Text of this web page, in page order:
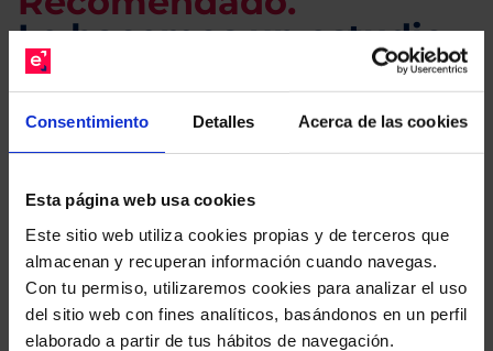
Consentimiento Detalles Acerca de las cookies
Esta página web usa cookies
Este sitio web utiliza cookies propias y de terceros que
almacenan y recuperan información cuando navegas.
Con tu permiso, utilizaremos cookies para analizar el uso
del sitio web con fines analíticos, basándonos en un perfil
elaborado a partir de tus hábitos de navegación.
Le hacemos un estudio
gratuito de su cartera.
Descárguese el archivoe indíquenos los ISINs de
sus Fondos y nuestros expertos le enviarán un
Limpias con las que podrá ahorrar en sus costes.